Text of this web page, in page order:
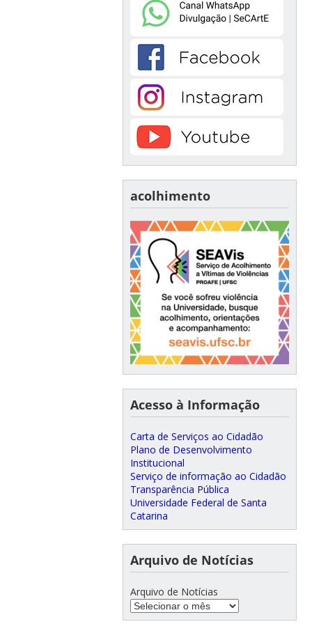
acolhimento
Acesso à Informação
Carta de Serviços ao Cidadão
Plano de Desenvolvimento
Institucional
Serviço de informação ao Cidadão
Transparência Pública
Universidade Federal de Santa
Catarina
Arquivo de Notícias
Arquivo de Notícias